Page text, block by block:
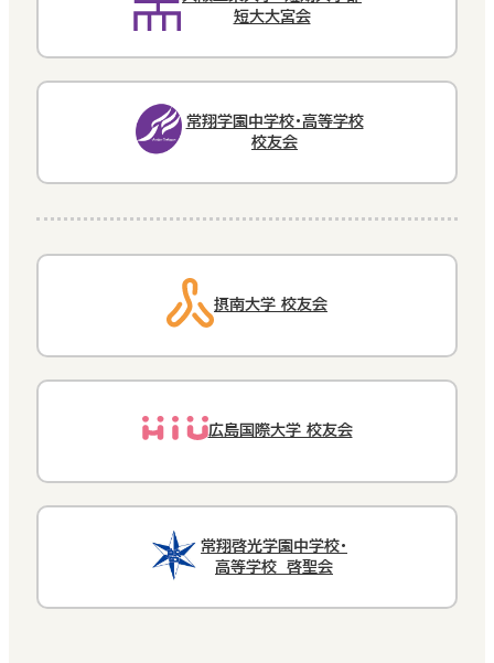
短大大宮会
常翔学園中学校・高等学校
校友会
摂南大学 校友会
広島国際大学 校友会
常翔啓光学園中学校・
高等学校 啓聖会